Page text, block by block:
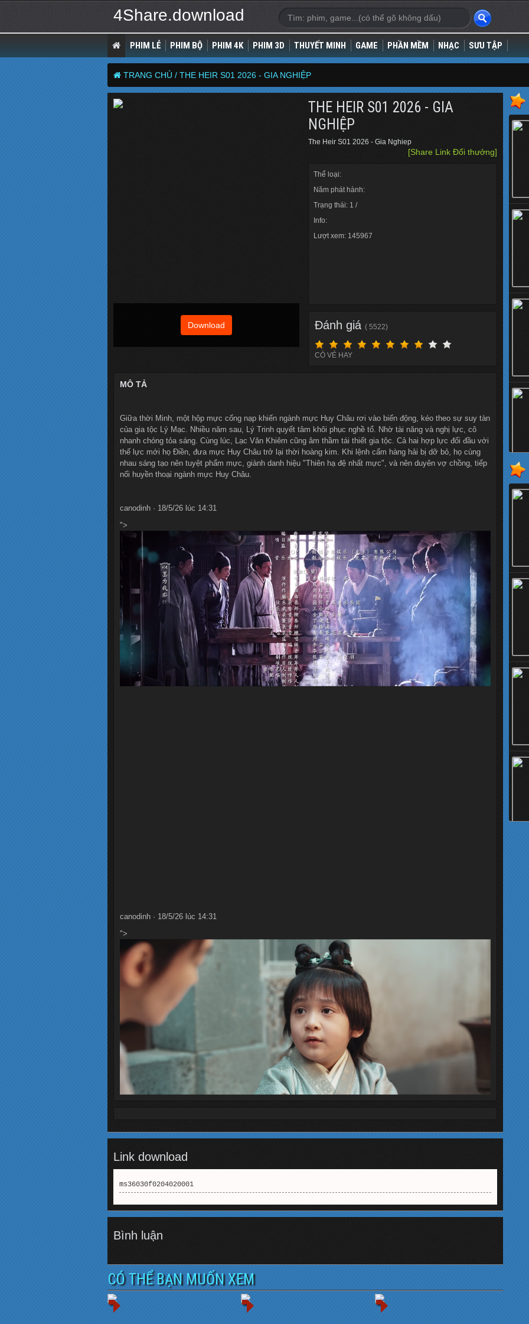
4Share.download
PHIM LẺ PHIM BỘ PHIM 4K PHIM 3D THUYẾT MINH GAME PHẦN MỀM NHẠC SƯU TẬP
TRANG CHỦ / THE HEIR S01 2026 - GIA NGHIỆP
Download
THE HEIR S01 2026 - GIA
NGHIỆP
The Heir S01 2026 - Gia Nghiep
[Share Link Đổi thưởng]
Thể loại:
Năm phát hành:
Trạng thái: 1 /
Info:
Lượt xem: 145967
Đánh giá ( 5522)
CÓ VẺ HAY
MÔ TẢ
Giữa thời Minh, một hộp mực cống nạp khiến ngành mực Huy Châu rơi vào biến động, kéo theo sự suy tàn
của gia tộc Lý Mạc. Nhiều năm sau, Lý Trinh quyết tâm khôi phục nghề tổ. Nhờ tài năng và nghị lực, cô
nhanh chóng tỏa sáng. Cùng lúc, Lạc Văn Khiêm cũng âm thầm tái thiết gia tộc. Cả hai hợp lực đối đầu với
thế lực mới họ Điền, đưa mực Huy Châu trở lại thời hoàng kim. Khi lệnh cấm hàng hải bị dỡ bỏ, họ cùng
nhau sáng tạo nên tuyệt phẩm mực, giành danh hiệu "Thiên hạ đệ nhất mực", và nên duyên vợ chồng, tiếp
nối huyền thoại ngành mực Huy Châu.
canodinh · 18/5/26 lúc 14:31
">
canodinh · 18/5/26 lúc 14:31
">
Link download
ms36030f0204020001
Bình luận
CÓ THỂ BẠN MUỐN XEM